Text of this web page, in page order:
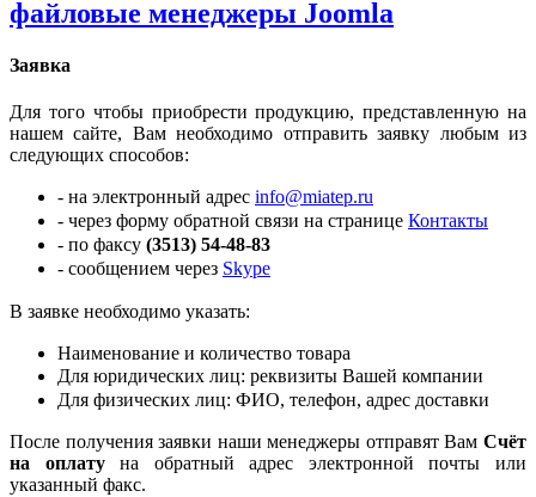
файловые менеджеры Joomla
Заявка
Для того чтобы приобрести продукцию, представленную на
нашем сайте, Вам необходимо отправить заявку любым из
следующих способов:
- на электронный адрес info@miatep.ru
- через форму обратной связи на странице Контакты
- по факсу (3513) 54-48-83
- сообщением через Skype
В заявке необходимо указать:
Наименование и количество товара
Для юридических лиц: реквизиты Вашей компании
Для физических лиц: ФИО, телефон, адрес доставки
После получения заявки наши менеджеры отправят Вам Счёт
на оплатуна обратный адрес электронной почты или
указанный факс.